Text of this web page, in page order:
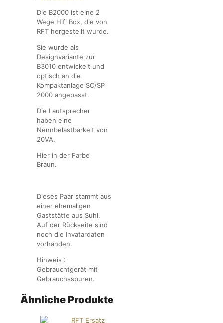
Die B2000 ist eine 2
Wege Hifi Box, die von
RFT hergestellt wurde.
Sie wurde als
Designvariante zur
B3010 entwickelt und
optisch an die
Kompaktanlage SC/SP
2000 angepasst.
Die Lautsprecher
haben eine
Nennbelastbarkeit von
20VA.
Hier in der Farbe
Braun.
Dieses Paar stammt aus
einer ehemaligen
Gaststätte aus Suhl.
Auf der Rückseite sind
noch die Invatardaten
vorhanden.
Hinweis :
Gebrauchtgerät mit
Gebrauchsspuren.
Ähnliche Produkte